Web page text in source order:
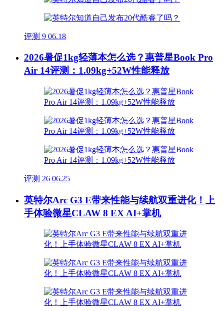
评测 9 06.18
2026暑促1kg轻薄本怎么选？惠普星Book Pro
Air 14评测：1.09kg+52W性能释放
评测 26 06.25
英特尔Arc G3 E带来性能与续航双重进化！上
手体验微星CLAW 8 EX AI+掌机